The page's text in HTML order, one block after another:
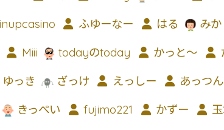
ふゆーなー はる みか
Miii todayのtoday かっと〜
ゆっき ざっけ えっしー あっつん
きっぺい fujimo221 かずー